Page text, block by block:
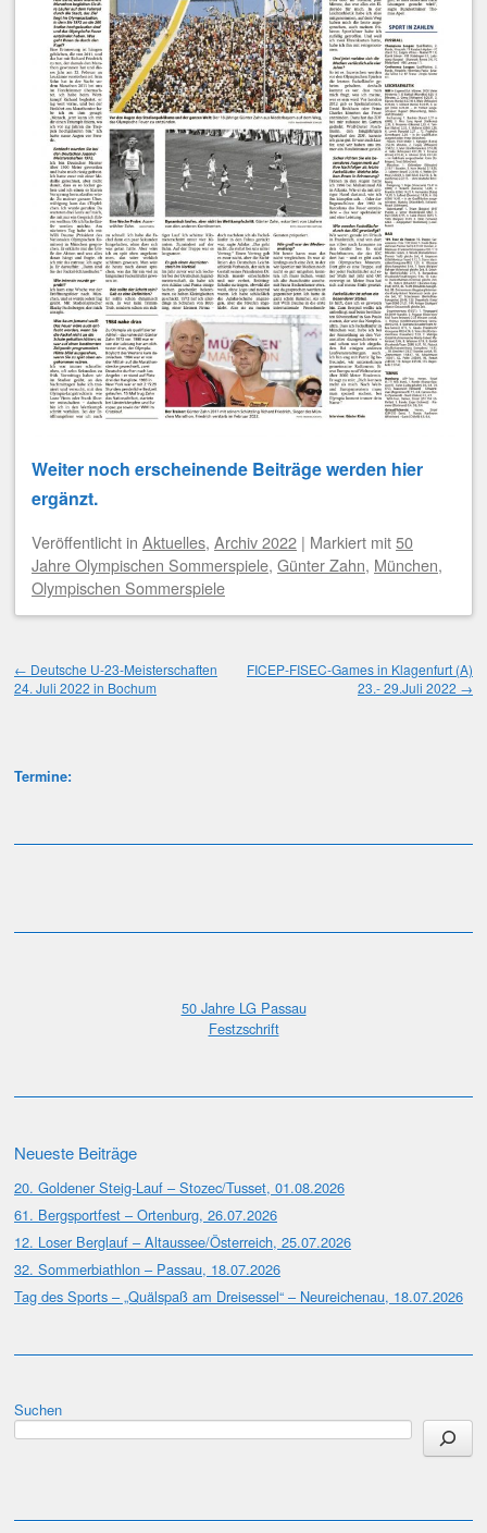
Weiter noch erscheinende Beiträge werden hier
ergänzt.
Veröffentlicht in Aktuelles, Archiv 2022 | Markiert mit50
Jahre Olympischen Sommerspiele, Günter Zahn, München,
Olympischen Sommerspiele
← Deutsche U-23-Meisterschaften
24. Juli 2022 in Bochum
FICEP-FISEC-Games in Klagenfurt (A)
23.- 29.Juli 2022 →
Termine:
50 Jahre LG Passau
Festzschrift
Neueste Beiträge
20. Goldener Steig-Lauf – Stozec/Tusset, 01.08.2026
61. Bergsportfest – Ortenburg, 26.07.2026
12. Loser Berglauf – Altaussee/Österreich, 25.07.2026
32. Sommerbiathlon – Passau, 18.07.2026
Tag des Sports – „Quälspaß am Dreisessel“ – Neureichenau, 18.07.2026
Suchen